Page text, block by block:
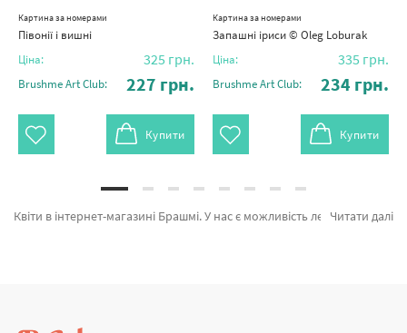
Картина за номерами
Півонії і вишні
Ціна: 325 грн.
Brushme Art Club: 227 грн.
Купити
Картина за номерами
Запашні іриси © Oleg Loburak
Ціна: 335 грн.
Brushme Art Club: 234 грн.
Купити
Читати далі
Квіти в інтернет-магазині Брашмі. У нас є можливість легко купити Картина за номерами Насичений аромат BS37518L від кращого виробника Brushme який надихає унікальністю. Весь асортимент категорії «Картини за номерами» з гарантією і пройшов вибагливий відбір технологів компанії. Цвітіння піонів, Магічні метелики у квітах и Квітучий герб ©Svetlana Drab а также великий вибір товарів за хорошими цінами. Купуючи Лондон та картина за номерами сакура, швидко відправимо в Львів або будь-яку область. Польові квіти та\або картини за номерами океан, купуйте прямо зараз!